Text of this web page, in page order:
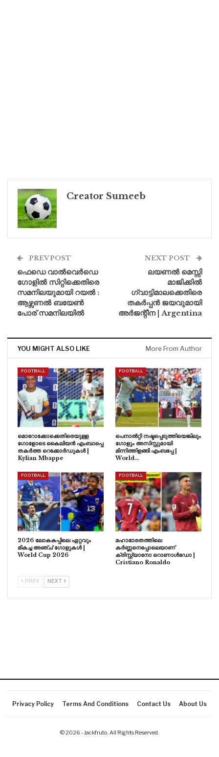
Creator Sumeeb
PREV POST
ഫെഡെ വാൽവെർഡെ
ഗോളിൽ സിറ്റിക്കെതിരെ
സമനിലയുമായി റയൽ :
ആഴ്സണൽ ബയേൺ
പോര് സമനിലയിൽ
NEXT POST
ലയണൽ മെസ്സി
മാജിക്കിൽ
ഗ്വാട്ടിമാലക്കെതിരെ
തകർപ്പൻ ജയവുമായി
അർജന്റീന | Argentina
YOU MIGHT ALSO LIKE More From Author
FOOTBALL
മൊറോക്കോക്കെതിരെയുള്ള
ഗോളോടെ കൈലിയൻ എംബാപ്പെ
തകർത്ത റെക്കോർഡുകൾ |
Kylian Mbappe
FOOTBALL
പെനാൽറ്റി നഷ്ടപ്പെടുത്തിയെങ്കിലും
ഗോളും അസിസ്റ്റുമായി
മിന്നിത്തിളങ്ങി എംബപ്പേ |
World…
FOOTBALL
2026 ലോകകപ്പിലെ ഏറ്റവും
മികച്ച അഞ്ച് ഗോളുകൾ |
World Cup 2026
FOOTBALL
മഹാഭാരതത്തിലെ
കർണ്ണനെപ്പോലെയാണ്
ക്രിസ്റ്റ്യാനോ റൊണാൾഡോ |
Cristiano Ronaldo
PREV NEXT
Privacy Policy Terms And Conditions Contact Us About Us
© 2026 - Jackfruto. All Rights Reserved.